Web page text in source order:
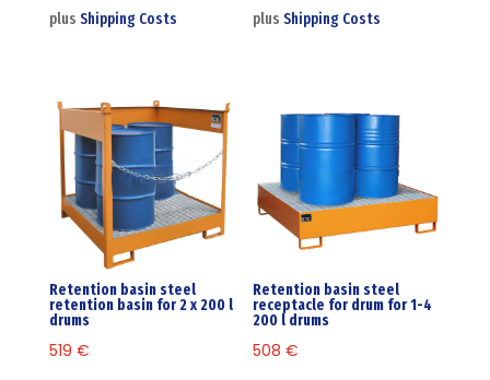
plus Shipping Costs plusShipping Costs
Retention basin steel
retention basin for 2 x 200 l
drums
519 €
Retention basin steel
receptacle for drum for 1-4
200 l drums
508€